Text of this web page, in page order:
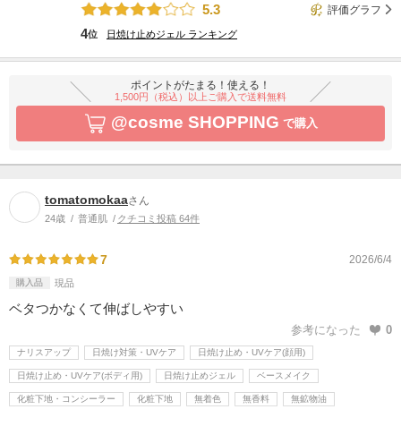
5.3
評価グラフ
4位 日焼け止めジェル ランキング
ポイントがたまる！使える！
1,500円（税込）以上ご購入で送料無料
@cosme SHOPPING で購入
tomatomokaaさん
24歳 普通肌 クチコミ投稿 64件
7 2026/6/4
購入品 現品
ベタつかなくて伸ばしやすい
参考になった 0
ナリスアップ 日焼け対策・UVケア 日焼け止め・UVケア(顔用)
日焼け止め・UVケア(ボディ用) 日焼け止めジェル ベースメイク
化粧下地・コンシーラー 化粧下地 無着色 無香料 無鉱物油